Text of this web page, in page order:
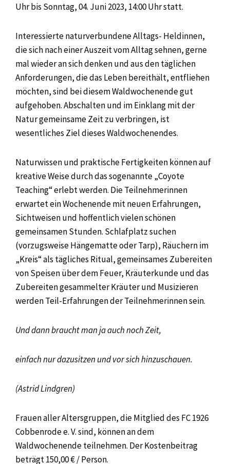
Uhr bis Sonntag, 04. Juni 2023, 14:00 Uhr statt.
Interessierte naturverbundene Alltags- Heldinnen,
die sich nach einer Auszeit vom Alltag sehnen, gerne
mal wieder an sich denken und aus den täglichen
Anforderungen, die das Leben bereithält, entfliehen
möchten, sind bei diesem Waldwochenende gut
aufgehoben. Abschalten und im Einklang mit der
Natur gemeinsame Zeit zu verbringen, ist
wesentliches Ziel dieses Waldwochenendes.
Naturwissen und praktische Fertigkeiten können auf
kreative Weise durch das sogenannte „Coyote
Teaching“ erlebt werden. Die Teilnehmerinnen
erwartet ein Wochenende mit neuen Erfahrungen,
Sichtweisen und hoffentlich vielen schönen
gemeinsamen Stunden. Schlafplatz suchen
(vorzugsweise Hängematte oder Tarp), Räuchern im
„Kreis“ als tägliches Ritual, gemeinsames Zubereiten
von Speisen über dem Feuer, Kräuterkunde und das
Zubereiten gesammelter Kräuter und Musizieren
werden Teil-Erfahrungen der Teilnehmerinnen sein.
Und dann braucht man ja auch noch Zeit,
einfach nur dazusitzen und vor sich hinzuschauen.
(Astrid Lindgren)
Frauen aller Altersgruppen, die Mitglied des FC 1926
Cobbenrode e. V. sind, können an dem
Waldwochenende teilnehmen. Der Kostenbeitrag
beträgt 150,00 € / Person.